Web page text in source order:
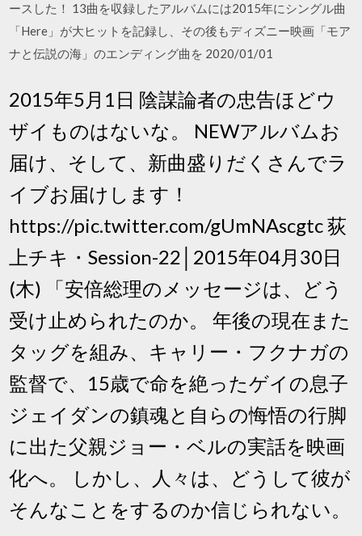
ースした！ 13曲を収録したアルバムには2015年にシングル曲
「Here」が大ヒットを記録し、その後もディズニー映画「モア
ナと伝説の海」のエンディング曲を 2020/01/01
2015年5月1日 陰謀論者の忠告ほどウ
ザイものはないな。 NEWアルバムお
届け、そして、新曲盛りだくさんでラ
イブお届けします！
https://pic.twitter.com/gUmNAscgtc 荻
上チキ・Session-22│2015年04月30日
(木) 「安倍総理のメッセージは、どう
受け止められたのか。 年後の現在また
タッグを組み、キャリー・フクナガの
監督で、15歳で命を絶ったゲイの息子
ジェイダンの鎮魂と自らの悔悟の行脚
に出た父親ジョー・ベルの実話を映画
化へ。 しかし、人々は、どうして彼が
そんなことをするのか信じられない。